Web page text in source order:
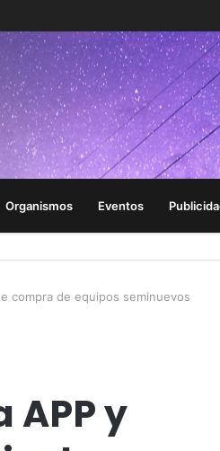
Organismos Eventos
compra de equipos seminuevos
APP y